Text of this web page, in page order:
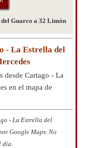
Guarco a 32 Limón
- La Estrella del
desde Cartago - La
en el mapa de
- La Estrella del
Google Maps. No
día.